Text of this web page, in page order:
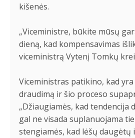
kišenės.
„Viceministre, būkite mūsų
dieną, kad kompensavimas
viceministrą Vytenį Tomkų
Viceministras patikino, kad
draudimą ir šio proceso
„Džiaugiamės, kad tendencija
gal ne visada suplanuojama
stengiamės, kad lėšų daugėtų